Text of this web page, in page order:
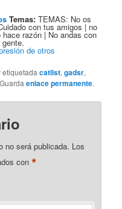
Temas: TEMAS: No os
con tus amigos | no
razón | No andas con
de otros
etiquetadacatlist,gadsr,
enlace permanente.
no será publicada. Los
con*